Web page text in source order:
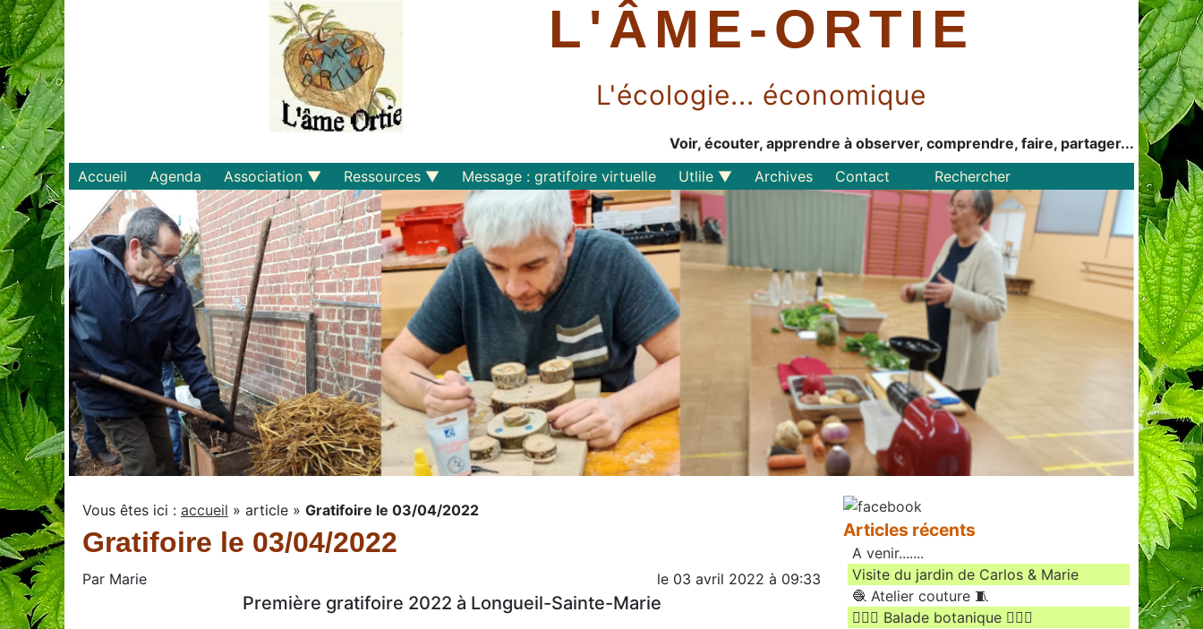
L'ÂME-ORTIE
L'écologie... économique
Voir, écouter, apprendre à observer, comprendre, faire, partager...
Accueil
Agenda
Association
Qui sommes-nous ?
Statuts et règlements
Adhérer
Documents
Plaquette
Bulletin d'adhésion
Ressources
Savoirs
Matériel
Livres
Recettes
Projets
Message : gratifoire virtuelle
Utlile
Outils libres
Liens
Perspective
Archives Contact Rechercher
Vous êtes ici : accueil » article » Gratifoire le 03/04/2022
Gratifoire le 03/04/2022
Par Marie le 03 avril 2022 à 09:33
Première gratifoire 2022 à Longueil-Sainte-Marie
Articles récents
A venir.......
Visite du jardin de Carlos & Marie
🧶 Atelier couture 🧵
🚶🏻‍♀️ Balade botanique 🚶🏻‍♂️